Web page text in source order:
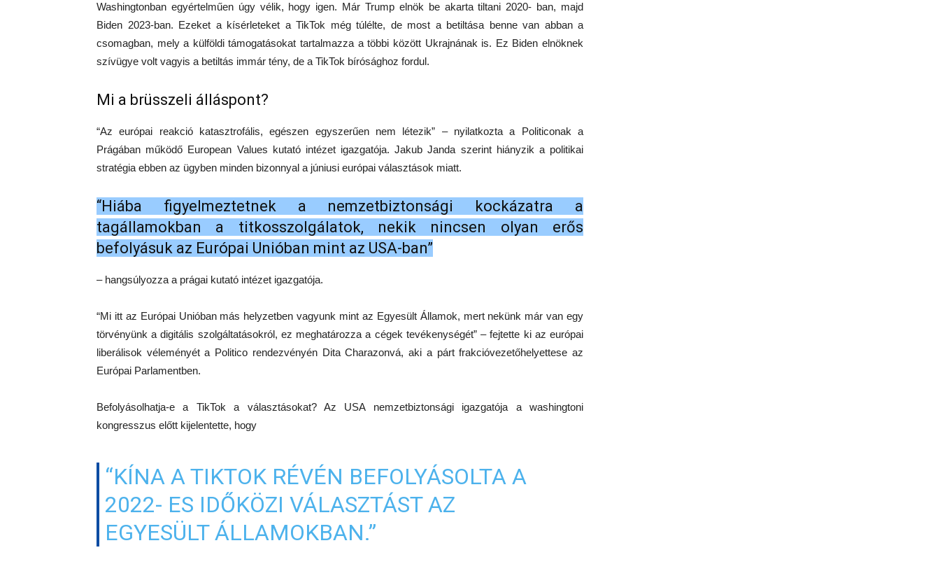
Washingtonban egyértelműen úgy vélik, hogy igen. Már Trump elnök be akarta tiltani 2020- ban, majd
Biden 2023-ban. Ezeket a kísérleteket a TikTok még túlélte, de most a betiltása benne van abban a
csomagban, mely a külföldi támogatásokat tartalmazza a többi között Ukrajnának is. Ez Biden elnöknek
szívügye volt vagyis a betiltás immár tény, de a TikTok bírósághoz fordul.
Mi a brüsszeli álláspont?
“Az európai reakció katasztrofális, egészen egyszerűen nem létezik” – nyilatkozta a Politiconak a
Prágában működő European Values kutató intézet igazgatója. Jakub Janda szerint hiányzik a politikai
stratégia ebben az ügyben minden bizonnyal a júniusi európai választások miatt.
“Hiába figyelmeztetnek a nemzetbiztonsági kockázatra a
tagállamokban a titkosszolgálatok, nekik nincsen olyan erős
befolyásuk az Európai Unióban mint az USA-ban”
– hangsúlyozza a prágai kutató intézet igazgatója.
“Mi itt az Európai Unióban más helyzetben vagyunk mint az Egyesült Államok, mert nekünk már van egy
törvényünk a digitális szolgáltatásokról, ez meghatározza a cégek tevékenységét” – fejtette ki az európai
liberálisok véleményét a Politico rendezvényén Dita Charazonvá, aki a párt frakcióvezetőhelyettese az
Európai Parlamentben.
Befolyásolhatja-e a TikTok a választásokat? Az USA nemzetbiztonsági igazgatója a washingtoni
kongresszus előtt kijelentette, hogy
“KÍNA A TIKTOK RÉVÉN BEFOLYÁSOLTA A
2022- ES IDŐKÖZI VÁLASZTÁST AZ
EGYESÜLT ÁLLAMOKBAN.”